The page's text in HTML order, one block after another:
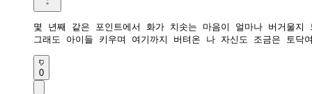
몇 년째 같은 포인트에서 화가 치솟는 마음이 얼마나 버거울지
그래도 아이들 키우며 여기까지 버텨온 나 자신도 조금은 토닥
0